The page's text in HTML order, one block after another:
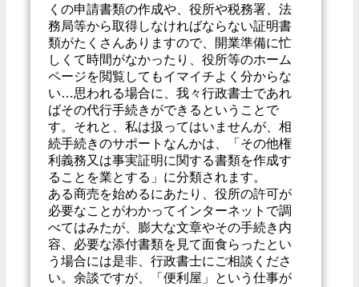
くの申請書類の作成や、役所や税務署、法
務局等から取得しなければならない証明書
類がたくさんありますので、開業準備に忙
しくて時間がなかったり、役所等のホーム
ページを閲覧してもイマイチよく分からな
い…思われる場合に、我々行政書士であれ
ばその代行手続きができるということで
す。それと、私は扱ってはいませんが、相
続手続きのサポートなんかは、「その他権
利義務又は事実証明に関する書類を作成す
ることを業とする」に分類されます。
ある商売を始めるにあたり、役所の許可が
必要なことがわかってインターネットで調
べてはみたが、膨大な文章やその手続き内
容、必要な添付書類を見て面食らったとい
う場合には是非、行政書士にご相談くださ
い。余談ですが、「便利屋」という仕事が